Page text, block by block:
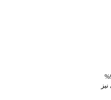
منبع تغذیه 48 ولت 5 آمپر مین ول (XDR-240E-48) با توان خروجی 240 وات تحویلی به مصرف کننده اندازه گیری شده است. این محصول جزء سری ریلی پاور های مین ول محسوب می شود. راندمان این پاور به 95.5%
محصول دارای 1 سال گارانتی نیز